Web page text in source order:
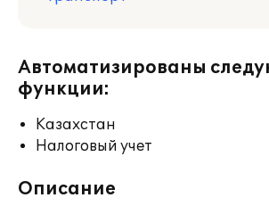
Автоматизированы
функции:
Казахстан
Налоговый учет
Описание